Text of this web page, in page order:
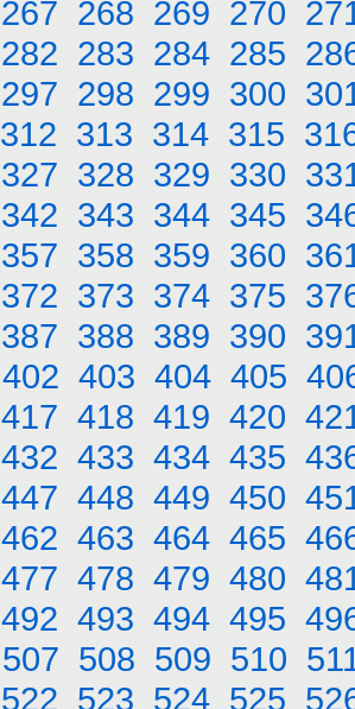
267 268 269 270
282 283 284 285
297 298 299 300
312 313 314 315
327 328 329 330
342 343 344 345
357 358 359 360
372 373 374 375
387 388 389 390
402 403 404 405
417 418 419 420
432 433 434 435
447 448 449 450
462 463 464 465
477 478 479 480
492 493 494 495
507 508 509 510
522 523 524 525